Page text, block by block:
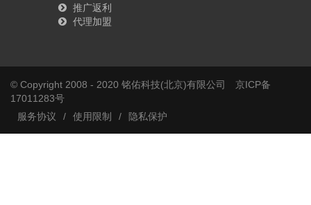
推广返利
代理加盟
© Copyright 2008 - 2020 铭佑科技(北京)有限公司
京ICP备
17011283号
服务协议
/ 使用限制 / 隐私保护